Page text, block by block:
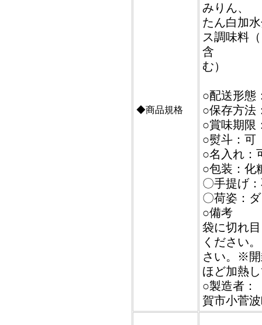
◆商品規格
みりん、
たん白加
ス調味料
含
む）
○配送形態
○保存方法
○賞味期限
○熨斗：可
○名入れ：
○包装：化
〇手提げ
〇荷姿：
○備考
袋に切れ
ください
さい。※開
ほど加熱
○製造者：
賀市小菅